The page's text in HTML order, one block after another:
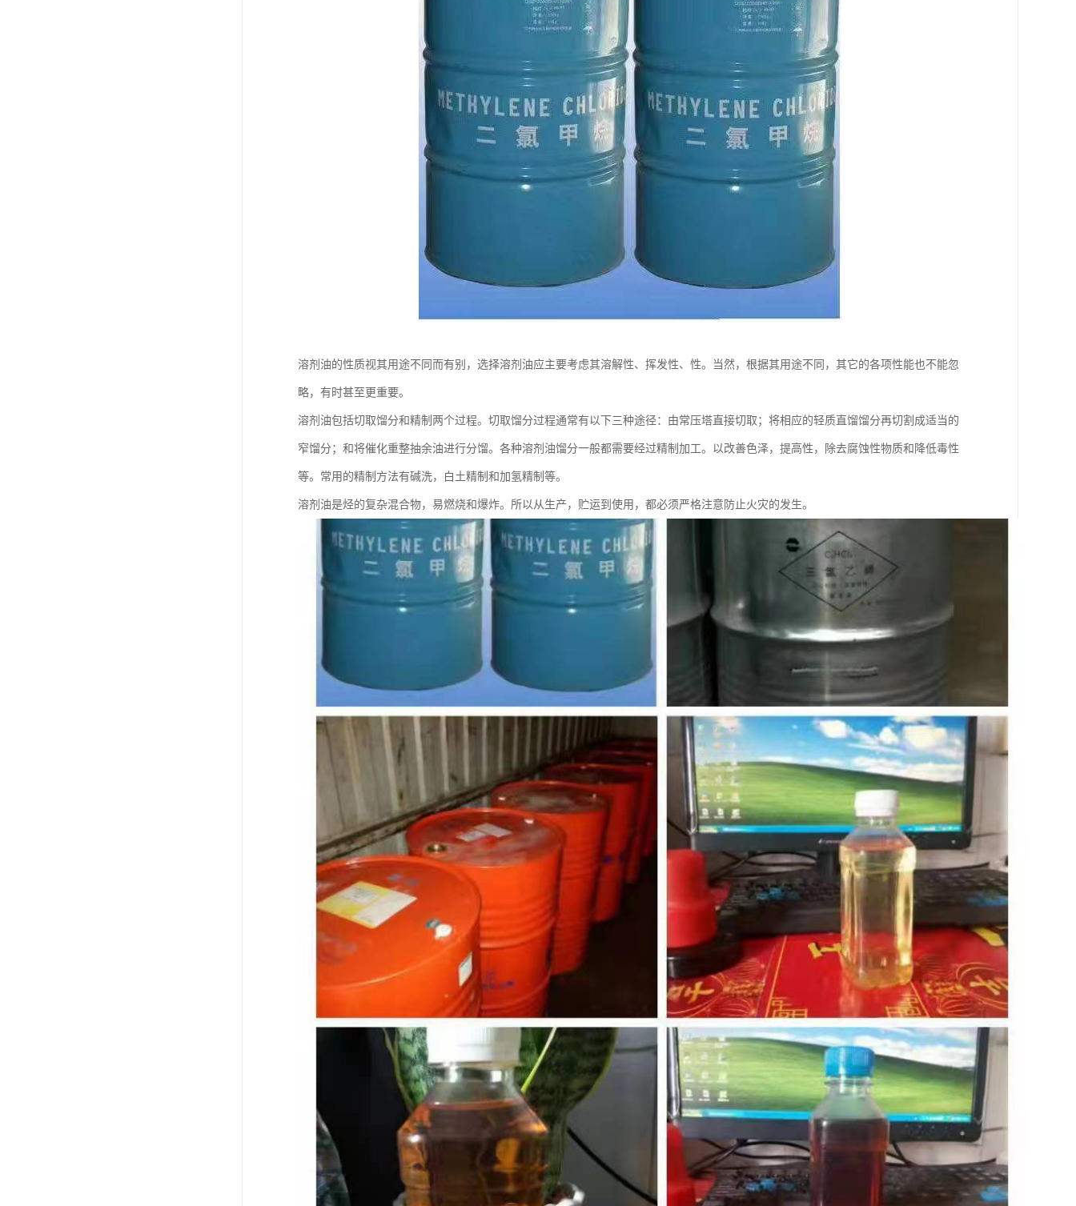
溶剂油的性质视其用途不同而有别，选择溶剂油应主要考虑其溶解性、挥发性、性。当然，根据其用途不同，其它的各项性能也不能忽
略，有时甚至更重要。
溶剂油包括切取馏分和精制两个过程。切取馏分过程通常有以下三种途径：由常压塔直接切取；将相应的轻质直馏馏分再切割成适当的
窄馏分；和将催化重整抽余油进行分馏。各种溶剂油馏分一般都需要经过精制加工。以改善色泽，提高性，除去腐蚀性物质和降低毒性
等。常用的精制方法有碱洗，白土精制和加氢精制等。
溶剂油是烃的复杂混合物，易燃烧和爆炸。所以从生产，贮运到使用，都必须严格注意防止火灾的发生。